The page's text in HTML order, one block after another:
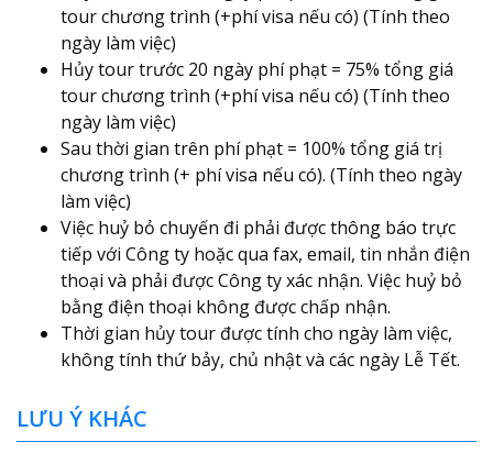
tour chương trình (+phí visa nếu có) (Tính theo
ngày làm việc)
Hủy tour trước 20 ngày phí phạt = 75% tổng giá
tour chương trình (+phí visa nếu có) (Tính theo
ngày làm việc)
Sau thời gian trên phí phạt = 100% tổng giá trị
chương trình (+ phí visa nếu có). (Tính theo ngày
làm việc)
Việc huỷ bỏ chuyến đi phải được thông báo trực
tiếp với Công ty hoặc qua fax, email, tin nhắn điện
thoại và phải được Công ty xác nhận. Việc huỷ bỏ
bằng điện thoại không được chấp nhận.
Thời gian hủy tour được tính cho ngày làm việc,
không tính thứ bảy, chủ nhật và các ngày Lễ Tết.
LƯU Ý KHÁC